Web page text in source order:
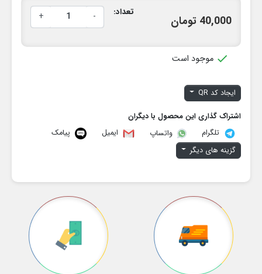
40,000 تومان
تعداد: -
+
 موجود است
ایجاد کد QR
اشتراک گذاری این محصول با دیگران
تلگرام
واتساپ ایمیل
پیامک
گزینه های دیگر